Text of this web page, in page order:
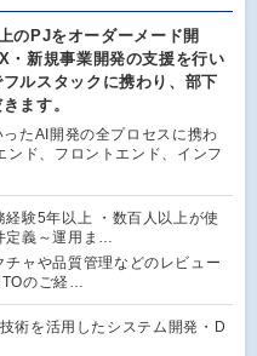
のPJをオーダーメード開
・新規事業開発の支援を行い
ルスタックに携わり、部下
ます。
たAI開発の全プロセスに携わ
ンド、フロントエンド、インフ
経験5年以上 ・数百人以上が使
定義～運用ま…
チャや品質管理などのレビュー
のご経…
術を活用したシステム開発・D